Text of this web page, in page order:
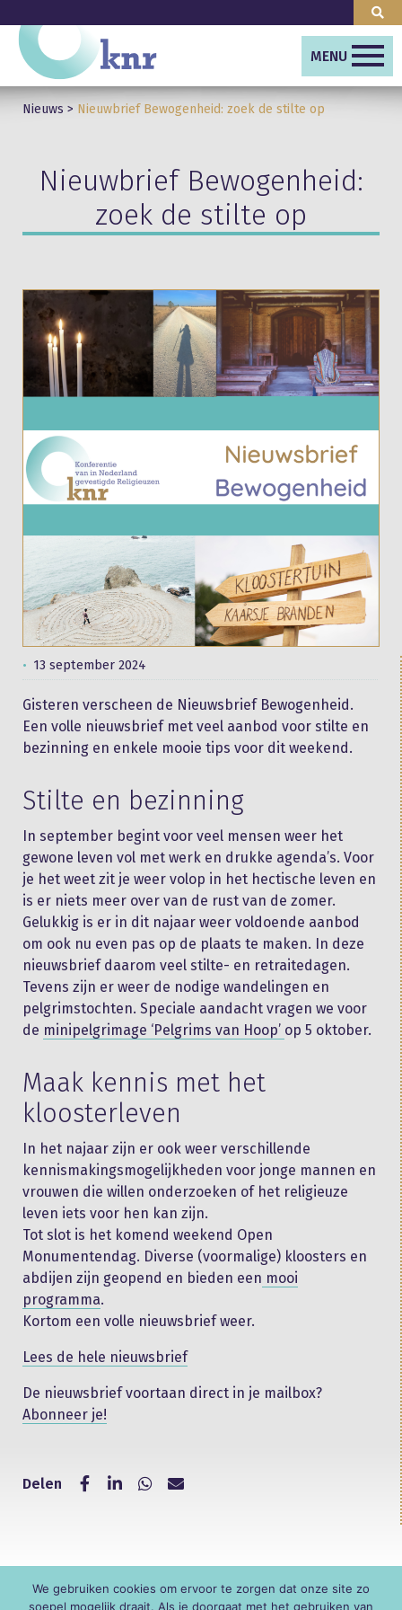
MENU
Nieuws > Nieuwbrief Bewogenheid: zoek de stilte op
Nieuwbrief Bewogenheid:
zoek de stilte op
13 september 2024
Gisteren verscheen de Nieuwsbrief Bewogenheid.
Een volle nieuwsbrief met veel aanbod voor stilte en
bezinning en enkele mooie tips voor dit weekend.
Stilte en bezinning
In september begint voor veel mensen weer het
gewone leven vol met werk en drukke agenda’s. Voor
je het weet zit je weer volop in het hectische leven en
is er niets meer over van de rust van de zomer.
Gelukkig is er in dit najaar weer voldoende aanbod
om ook nu even pas op de plaats te maken. In deze
nieuwsbrief daarom veel stilte- en retraitedagen.
Tevens zijn er weer de nodige wandelingen en
pelgrimstochten. Speciale aandacht vragen we voor
de minipelgrimage ‘Pelgrims van Hoop’ op 5 oktober.
Maak kennis met het
kloosterleven
In het najaar zijn er ook weer verschillende
kennismakingsmogelijkheden voor jonge mannen en
vrouwen die willen onderzoeken of het religieuze
leven iets voor hen kan zijn.
Tot slot is het komend weekend Open
Monumentendag. Diverse (voormalige) kloosters en
abdijen zijn geopend en bieden een mooi
programma.
Kortom een volle nieuwsbrief weer.
Lees de hele nieuwsbrief
De nieuwsbrief voortaan direct in je mailbox?
Abonneer je!
Delen
© KNR
We gebruiken cookies om ervoor te zorgen dat onze site zo
soepel mogelijk draait. Als je doorgaat met het gebruiken van